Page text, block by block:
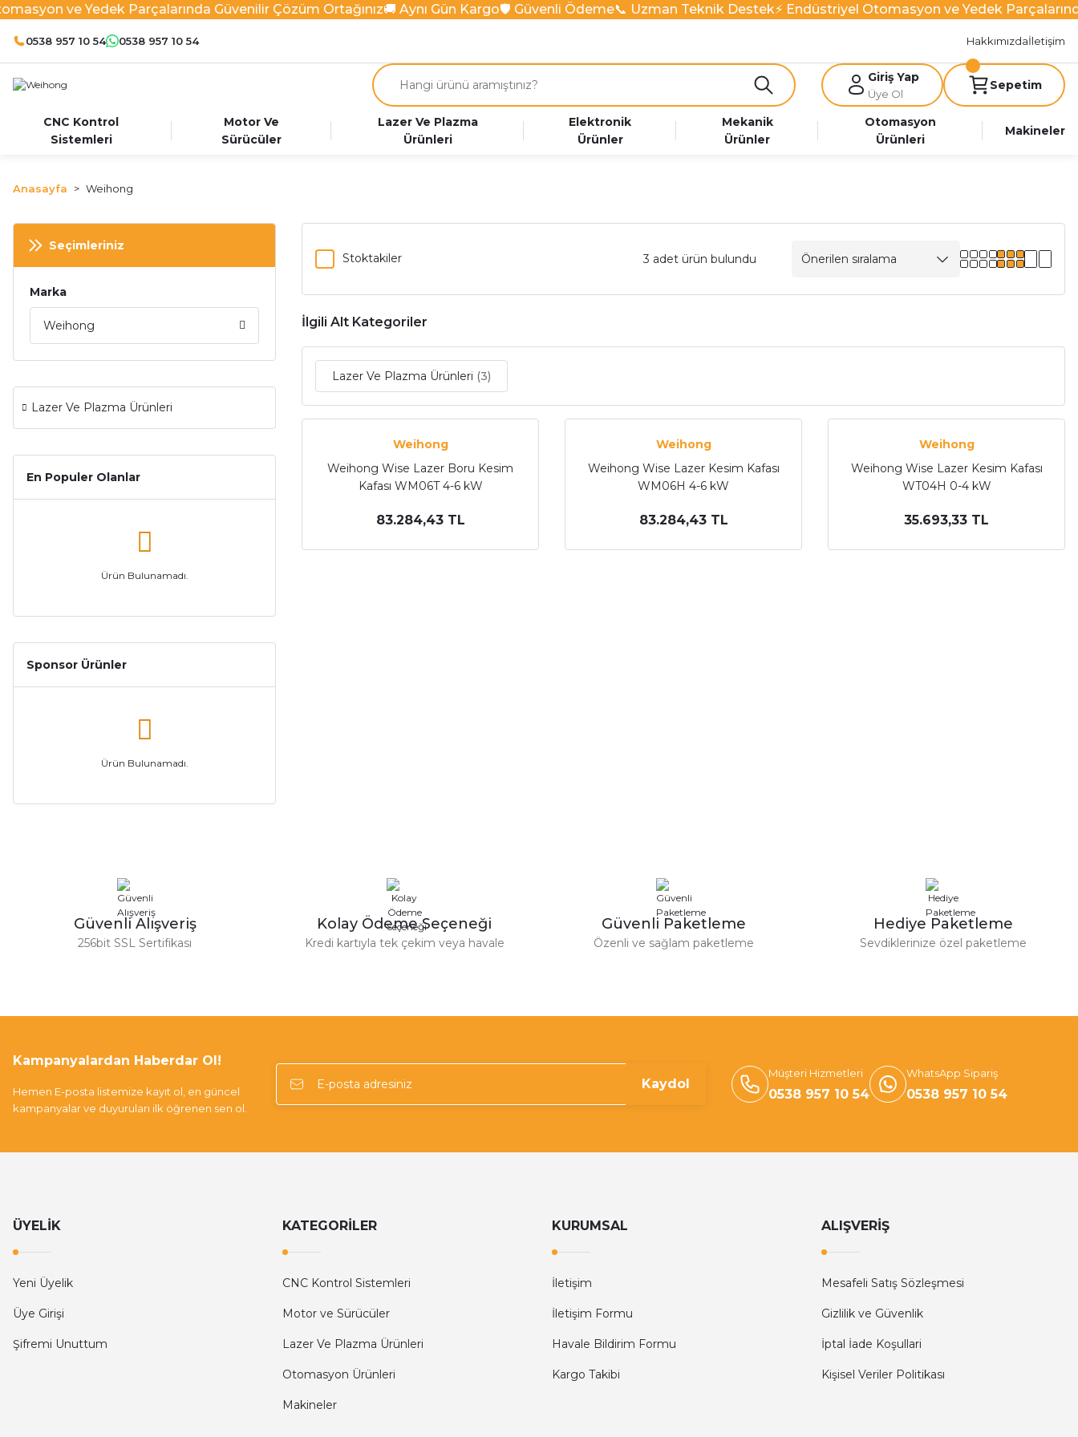
ve Yedek Parçalarında Güvenilir Çözüm Ortağınız🚚 Aynı Gün Kargo🛡️ Güvenli Ödeme📞 Uzman Teknik Destek⚡ Endüstriyel Otomasyon ve Yedek
0538 957 10 54 0538 957 10 54 Hakkımızdaİletişim
Giriş Yap
Üye Ol
Sepetim
CNC Kontrol
Sistemleri
Motor Ve
Sürücüler
Lazer Ve Plazma
Ürünleri
Elektronik
Ürünler
Mekanik
Ürünler
Otomasyon
Ürünleri
Makineler
Anasayfa Weihong
Seçimleriniz
Marka
Weihong
Lazer Ve Plazma Ürünleri
En Populer Olanlar
Ürün Bulunamadı.
Sponsor Ürünler
Ürün Bulunamadı.
Stoktakiler 3 adet ürün bulundu
İlgili Alt Kategoriler
Lazer Ve Plazma Ürünleri (3)
Weihong
Weihong Wise Lazer Boru Kesim
Kafası WM06T 4-6 kW
83.284,43 TL
Weihong
Weihong Wise Lazer Kesim Kafası
WM06H 4-6 kW
83.284,43 TL
Weihong
Weihong Wise Lazer Kesim Kafası
WT04H 0-4 kW
35.693,33 TL
Güvenli Alışveriş
256bit SSL Sertifikası
Kolay Ödeme Seçeneği
Kredi kartıyla tek çekim veya havale
Güvenli Paketleme
Özenli ve sağlam paketleme
Hediye Paketleme
Sevdiklerinize özel paketleme
Kampanyalardan Haberdar Ol!
Hemen E-posta listemize kayıt ol, en güncel
kampanyalar ve duyuruları ilk öğrenen sen ol.
Kaydol
Müşteri Hizmetleri
0538 957 10 54
WhatsApp Sipariş
0538 957 10 54
ÜYELİK
Yeni Üyelik
Üye Girişi
Şifremi Unuttum
KATEGORİLER
CNC Kontrol Sistemleri
Motor ve Sürücüler
Lazer Ve Plazma Ürünleri
Otomasyon Ürünleri
Makineler
KURUMSAL
İletişim
İletişim Formu
Havale Bildirim Formu
Kargo Takibi
ALIŞVERİŞ
Mesafeli Satış Sözleşmesi
Gizlilik ve Güvenlik
İptal İade Koşullari
Kişisel Veriler Politikası